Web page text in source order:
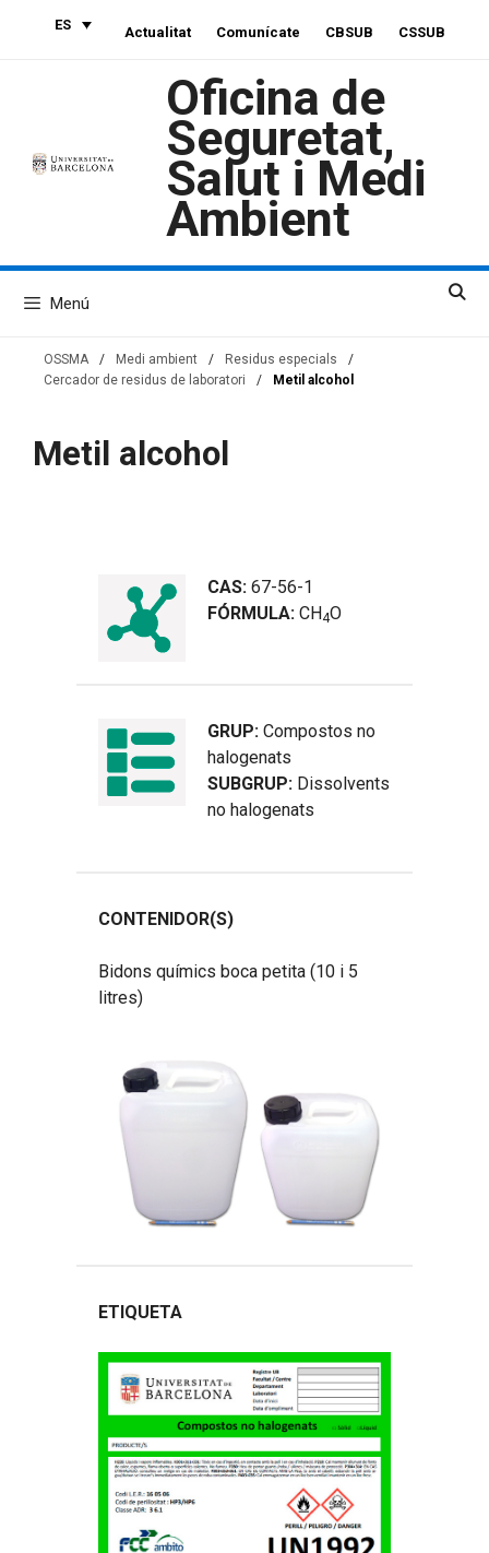
ES Actualitat Comunícate CBSUB CSSUB
Oficina de
Seguretat,
Salut i Medi
Ambient
Menú
OSSMA / Medi ambient / Residus especials
/
Cercador de residus de laboratori
/ Metil alcohol
Metil alcohol
CAS: 67-56-1
FÓRMULA: CH4O
GRUP: Compostos no
halogenats
SUBGRUP: Dissolvents
no halogenats
CONTENIDOR(S)
Bidons químics boca petita (10 i 5
litres)
ETIQUETA